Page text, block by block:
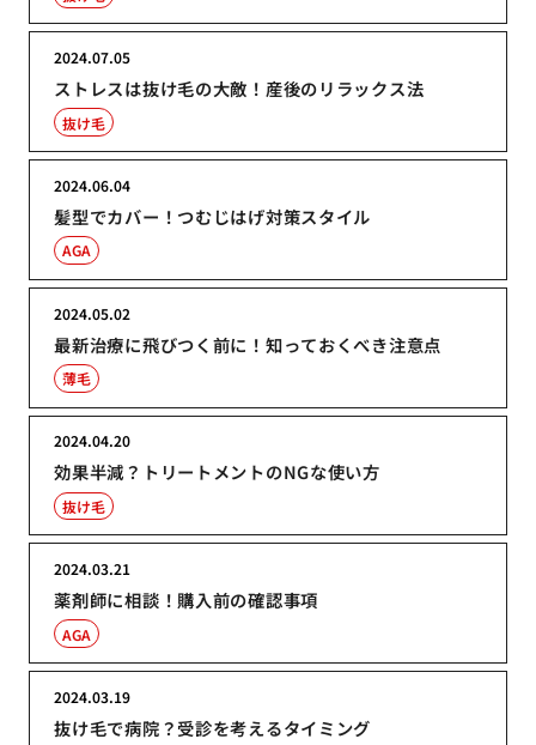
ストレスは抜け毛の大敵！産後のリラックス法
2024.07.05
抜け毛
髪型でカバー！つむじはげ対策スタイル
2024.06.04
AGA
最新治療に飛びつく前に！知っておくべき注意点
2024.05.02
薄毛
効果半減？トリートメントのNGな使い方
2024.04.20
抜け毛
薬剤師に相談！購入前の確認事項
2024.03.21
AGA
抜け毛で病院？受診を考えるタイミング
2024.03.19